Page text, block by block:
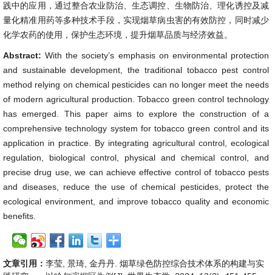
践中的应用，通过整合农业防治、生态调控、生物防治、理化诱控及减
量化精准用药等多种技术手段，实现烟草病虫害的有效防控，同时减少
化学农药的使用，保护生态环境，提升烟草品质与经济效益。
Abstract:With the society’s emphasis on environmental protection
and sustainable development, the traditional tobacco pest control
method relying on chemical pesticides can no longer meet the needs
of modern agricultural production. Tobacco green control technology
has emerged. This paper aims to explore the construction of a
comprehensive technology system for tobacco green control and its
application in practice. By integrating agricultural control, ecological
regulation, biological control, physical and chemical control, and
precise drug use, we can achieve effective control of tobacco pests
and diseases, reduce the use of chemical pesticides, protect the
ecological environment, and improve tobacco quality and economic
benefits.
文章引用： 李莹, 景琦, 金丹丹. 烟草绿色防控综合技术体系的构建与实